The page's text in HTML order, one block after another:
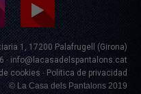
1, 17200 Palafrugell (Girona)
· info@lacasadelspantalons.cat
cookies · Politica de privacidad
© La Casa dels Pantalons 2019